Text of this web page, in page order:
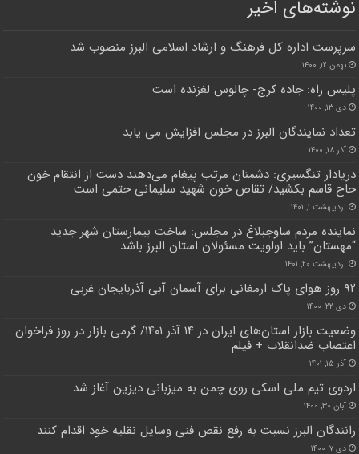
نوشته‌های اخیر
سرپرست اداره کل فرهنگ و ارشاد اسلامی البرز منصوب شد
بهمن ۱۲, ۱۴۰۰
پلیس راه: جاده کرج- چالوس لغزنده است
دی ۱۳, ۱۴۰۰
تعداد نمایندگان البرز در مجلس افزایش می یابد
آذر ۱۸, ۱۴۰۰
دریادار تنگسیری: دشمنان مرتب ‌پیغام می‌دهند ‌دست از انتقام خون
حاج قاسم بکشید/ تقاص خون شهید سلیمانی حتمی است
اردیبهشت ۱, ۱۴۰۱
نماینده مردم ساوجبلاغ در مجلس: ساخت بیمارستان شهر جدید
“مهستان” باید اولویت مسئولان استان البرز باشد
اردیبهشت ۲۰, ۱۴۰۱
۹۲ روز هوای پاک ارمغانی برای آسمان آبی آذربایجان غربی
دی ۲۲, ۱۴۰۰
وضعیت بازار استان‌های ایران در ۱۴ آذر ۱۴۰۱/ گرمی بازار در روز فراخوان
اعتصاب ضدانقلاب + فیلم
آذر ۱۵, ۱۴۰۱
اردوی تیم ملی اسکی روی چمن به میزبانی دیزین آغاز شد
آبان ۳۰, ۱۴۰۰
رانندگان البرز نسبت به رفع نقص فنی وسایل نقلیه خود اقدام کنند
دی ۷, ۱۴۰۰